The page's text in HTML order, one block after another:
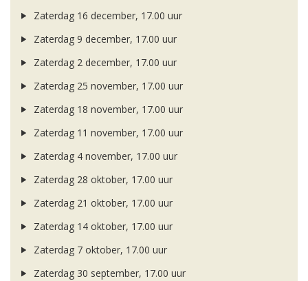
Zaterdag 16 december, 17.00 uur
Zaterdag 9 december, 17.00 uur
Zaterdag 2 december, 17.00 uur
Zaterdag 25 november, 17.00 uur
Zaterdag 18 november, 17.00 uur
Zaterdag 11 november, 17.00 uur
Zaterdag 4 november, 17.00 uur
Zaterdag 28 oktober, 17.00 uur
Zaterdag 21 oktober, 17.00 uur
Zaterdag 14 oktober, 17.00 uur
Zaterdag 7 oktober, 17.00 uur
Zaterdag 30 september, 17.00 uur